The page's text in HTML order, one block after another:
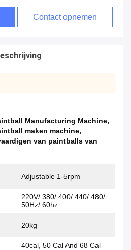
Contact opnemen
Manufacturing Machine,
maken machine,
van paintballs van
Adjustable 1-5rpm
220V/ 380/ 400/ 440/ 480/
50Hz/ 60hz
20kg
40cal, 50 Cal And 68 Cal